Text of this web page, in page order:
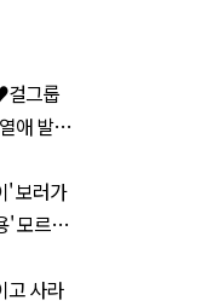
걸그룹
애 발
' 보러가
' 모르고
고 사라